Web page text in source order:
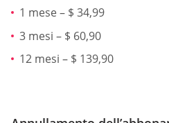
1 mese – $ 34,99
3 mesi – $ 60,90
12 mesi – $ 139,90